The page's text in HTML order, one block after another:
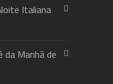
Italiana
Manhã de